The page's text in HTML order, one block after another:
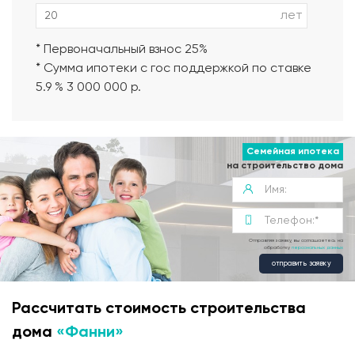
лет
* Первоначальный взнос 25%
* Сумма ипотеки с гос поддержкой по ставке
5.9 % 3 000 000 р.
Семейная ипотека
на строительство дома
Отправляя заявку, вы соглашаетесь на
обработку персональных данных
отправить заявку
Рассчитать стоимость строительства
дома «Фанни»